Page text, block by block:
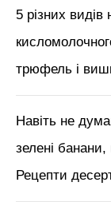
5 різних
трюфель і
Навіть не
зелені
Рецепти